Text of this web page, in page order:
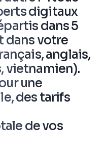
digitaux
dans 5
dans votre
anglais,
vietnamien).
une
des tarifs
de vos